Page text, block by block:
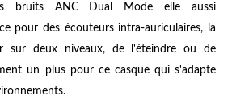
bruits ANC Dual Mode elle aussi
pour des écouteurs intra-auriculaires, la
sur deux niveaux, de l'éteindre ou de
un plus pour ce casque qui s'adapte